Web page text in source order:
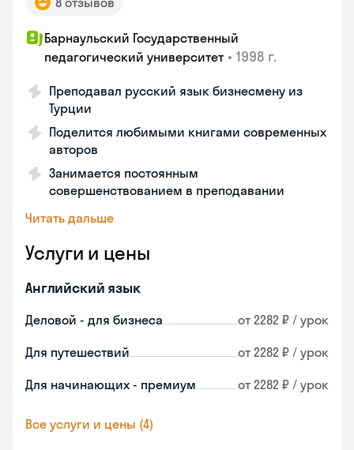
Барнаульский Государственный
педагогический университет • 1998 г.
Преподавал русский язык бизнесмену из
Турции
Поделится любимыми книгами современных
авторов
Занимается постоянным
совершенствованием в преподавании
Читать дальше
Услуги и цены
Английский язык
Деловой - для бизнеса от 2282 ₽ / урок
Для путешествий от 2282 ₽ / урок
Для начинающих - премиум от 2282 ₽ / урок
Все услуги и цены (4)